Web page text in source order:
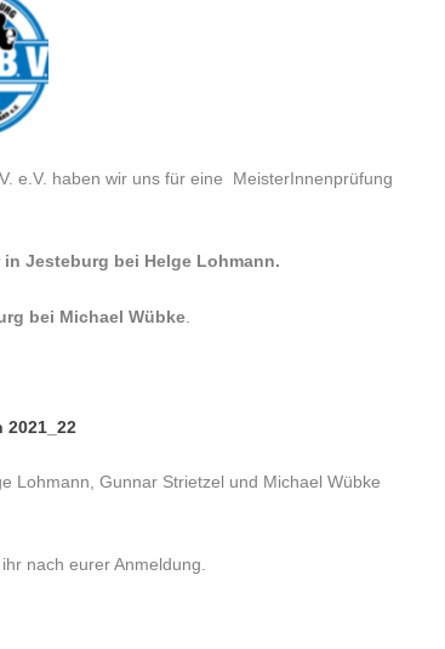
e.V. haben wir uns für eine MeisterInnenprüfung
in Jesteburg bei Helge Lohmann.
bei Michael Wübke
Lohmann, Gunnar Strietzel und Michael Wübke
nach eurer Anmeldung.